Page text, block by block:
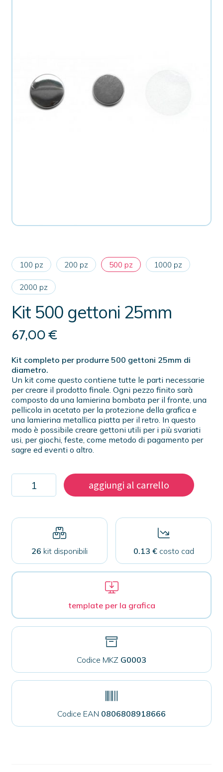
100 pz 200 pz 500 pz 1000 pz
2000 pz
Kit 500 gettoni 25mm
67,00€
Kit completo per produrre 500 gettoni 25mm di
diametro.
Un kit come questo contiene tutte le parti necessarie
per creare il prodotto finale. Ogni pezzo finito sarà
composto da una lamierina bombata per il fronte, una
pellicola in acetato per la protezione della grafica e
una lamierina metallica piatta per il retro. In questo
modo è possibile creare gettoni utili per i più svariati
usi, per giochi, feste, come metodo di pagamento per
sagre ed eventi o altro.
Kit
gettoni
quantità
aggiungi al carrello
26 kit disponibili 0.13 €costo cad
template per la grafica
Codice MKZ G0003
Codice EAN 0806808918666